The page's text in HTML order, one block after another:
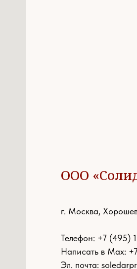
ООО
г. Москва,
Телефон: +7 (495)
Написать в Max:
Эл. почта: